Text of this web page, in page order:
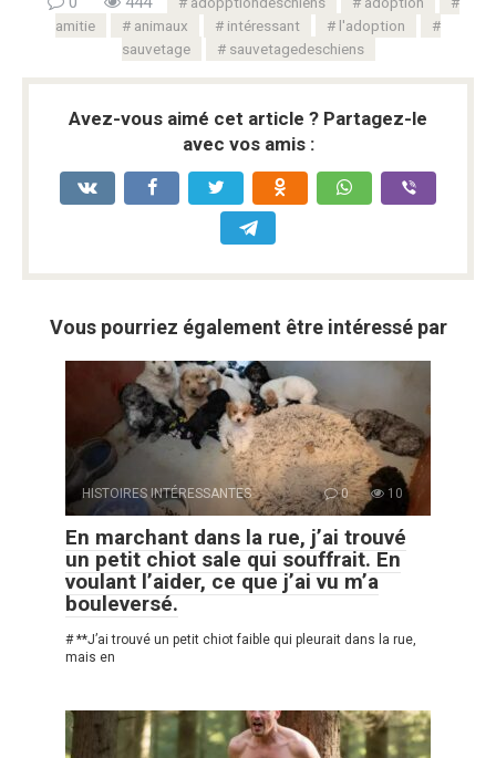
amitie
animaux intéressant
l'adoption
sauvetage
sauvetagedeschiens
Avez-vous aimé cet article ? Partagez-le
avec vos amis :
Vous pourriez également être intéressé par
HISTOIRES INTÉRESSANTES 0 10
En marchant dans la rue, j’ai trouvé
un petit chiot sale qui souffrait. En
voulant l’aider, ce que j’ai vu m’a
bouleversé.
# **J’ai trouvé un petit chiot faible qui pleurait dans la rue,
mais en